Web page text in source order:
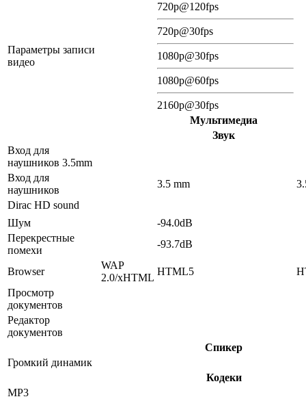
Параметры записи
видео
720p@120fps
720p@30fps
1080p@30fps
1080p@60fps
2160p@30fps
Мультимедиа
Звук
Вход для
наушников 3.5mm
Вход для
наушников
3.5 mm
Dirac HD sound
Шум
-94.0dB
Перекрестные
помехи
-93.7dB
Browser
WAP
2.0/xHTML
HTML5
Просмотр
документов
Редактор
документов
Спикер
Громкий динамик
Кодеки
MP3